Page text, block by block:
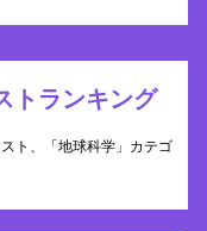
トランキング
ト、「地球科学」カテゴ